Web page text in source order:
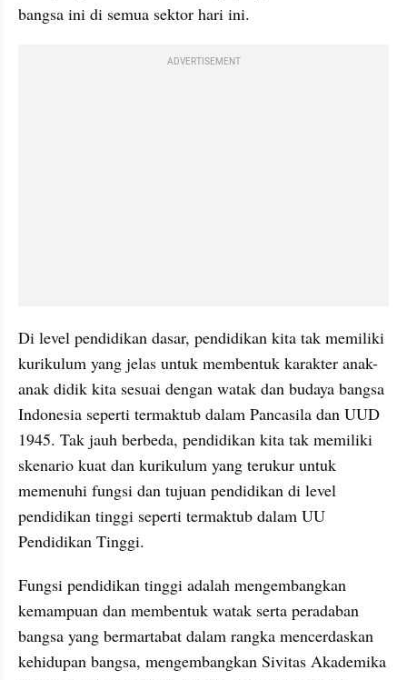
bangsa ini di semua sektor hari ini.
ADVERTISEMENT
Di level pendidikan dasar, pendidikan kita tak memiliki
kurikulum yang jelas untuk membentuk karakter anak-
anak didik kita sesuai dengan watak dan budaya bangsa
Indonesia seperti termaktub dalam Pancasila dan UUD
1945. Tak jauh berbeda, pendidikan kita tak memiliki
skenario kuat dan kurikulum yang terukur untuk
memenuhi fungsi dan tujuan pendidikan di level
pendidikan tinggi seperti termaktub dalam UU
Pendidikan Tinggi.
Fungsi pendidikan tinggi adalah mengembangkan
kemampuan dan membentuk watak serta peradaban
bangsa yang bermartabat dalam rangka mencerdaskan
kehidupan bangsa, mengembangkan Sivitas Akademika